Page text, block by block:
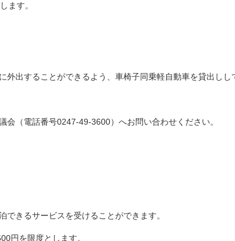
ます。
出することができるよう、車椅子同乗軽自動車を貸出しし
（電話番号0247-49-3600）へお問い合わせください。
きるサービスを受けることができます。
円を限度とします。